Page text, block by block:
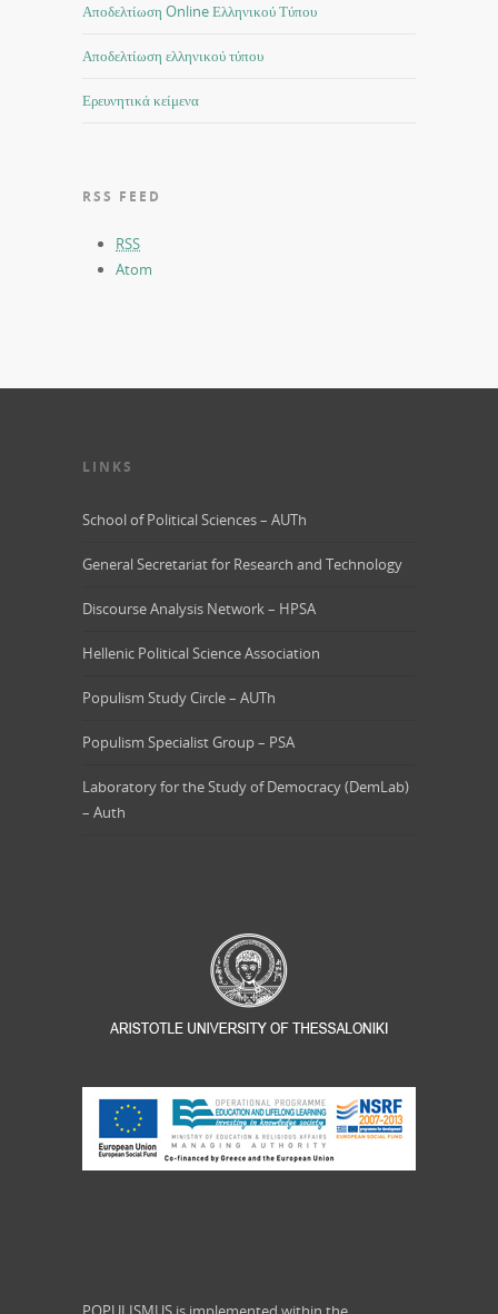
Αποδελτίωση Online Ελληνικού Τύπου
Αποδελτίωση ελληνικού τύπου
Ερευνητικά κείμενα
RSS FEED
RSS
Atom
LINKS
School of Political Sciences – AUTh
General Secretariat for Research and Technology
Discourse Analysis Network – HPSA
Hellenic Political Science Association
Populism Study Circle – AUTh
Populism Specialist Group – PSA
Laboratory for the Study of Democracy (DemLab)
– Auth